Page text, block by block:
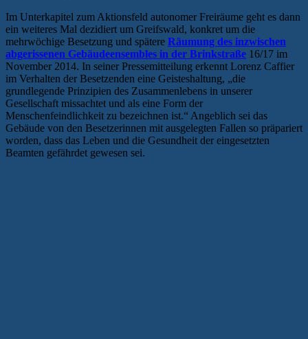
Im Unterkapitel zum Aktionsfeld autonomer Freiräume geht es dann
ein weiteres Mal dezidiert um Greifswald, konkret um die
mehrwöchige Besetzung und spätere Räumung des inzwischen
abgerissenen Gebäudeensembles in der Brinkstraße 16/17 im
November 2014. In seiner Pressemitteilung erkennt Lorenz Caffier
im Verhalten der Besetzenden eine Geisteshaltung, „die
grundlegende Prinzipien des Zusammenlebens in unserer
Gesellschaft missachtet und als eine Form der
Menschenfeindlichkeit zu bezeichnen ist.“ Angeblich sei das
Gebäude von den Besetzerinnen mit ausgelegten Fallen so präpariert
worden, dass das Leben und die Gesundheit der eingesetzten
Beamten gefährdet gewesen sei.